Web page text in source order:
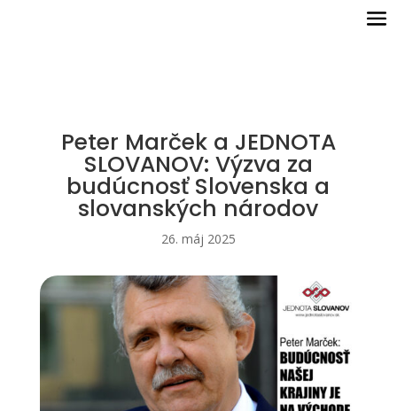
Peter Marček a JEDNOTA
SLOVANOV: Výzva za
budúcnosť Slovenska a
slovanských národov
26. máj 2025